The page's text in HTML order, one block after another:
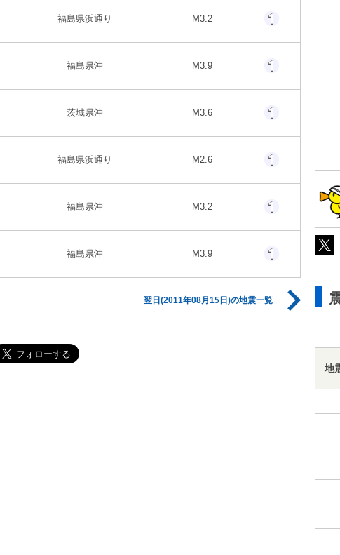
福島県浜通り M3.2
福島県沖 M3.9
茨城県沖 M3.6
福島県浜通り M2.6
福島県沖 M3.2
福島県沖 M3.9
翌日(2011年08月15日)の地震一覧
地